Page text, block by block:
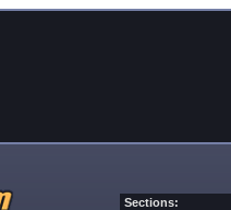
Sections: